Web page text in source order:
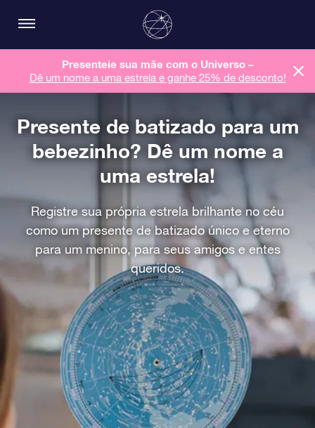
Presenteie sua mãe com o Universo –
Dê um nome a uma estrela e ganhe 25% de desconto!
Presente de batizado para um
bebezinho? Dê um nome a
uma estrela!
Registre sua própria estrela brilhante no céu
como um presente de batizado único e eterno
para um menino, para seus amigos e entes
queridos.